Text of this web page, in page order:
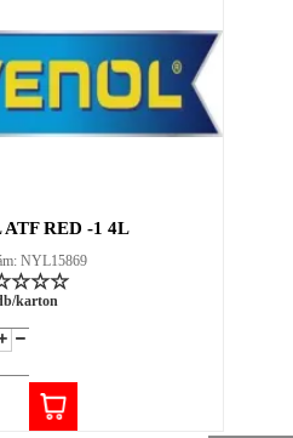
ATF RED -1 4L
NYL15869
karton